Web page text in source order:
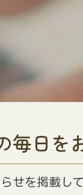
日を
せを掲載し